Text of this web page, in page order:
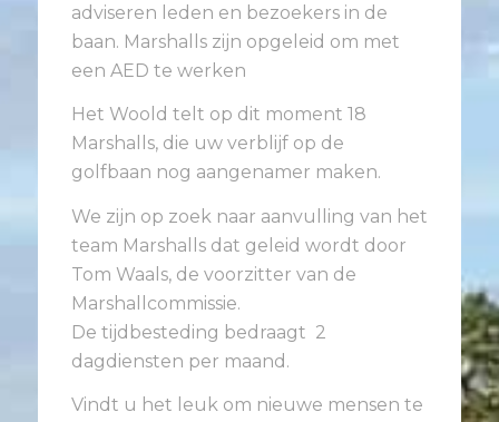
adviseren leden en bezoekers in de
baan. Marshalls zijn opgeleid om met
een AED te werken
Het Woold telt op dit moment 18
Marshalls, die uw verblijf op de
golfbaan nog aangenamer maken.
We zijn op zoek naar aanvulling van het
team Marshalls dat geleid wordt door
Tom Waals, de voorzitter van de
Marshallcommissie.
De tijdbesteding bedraagt 2
dagdiensten per maand.
Vindt u het leuk om nieuwe mensen te